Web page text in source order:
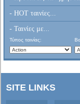
- HOT ταινίες...
- Ταινίες με...
Τύπος ταινίας:
SITE LINKS